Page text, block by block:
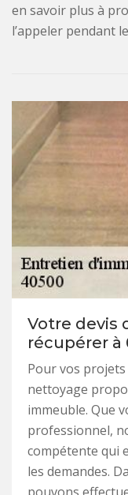
en savoir plus à
l’appeler pendant
Votre devis
récupérer à
Pour vos
nettoyage
immeuble. Que
professionnel,
compétente qui
les demandes.